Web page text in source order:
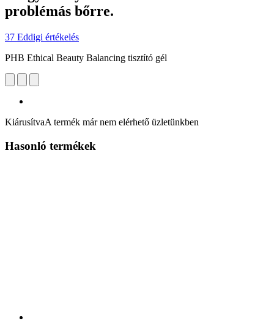
problémás bőrre.
37 Eddigi értékelés
PHB Ethical Beauty Balancing tisztító gél
KiárusítvaA termék már nem elérhető üzletünkben
Hasonló termékek